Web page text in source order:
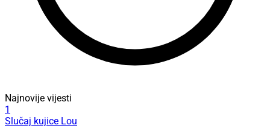
Najnovije vijesti
1
Slučaj kujice Lou